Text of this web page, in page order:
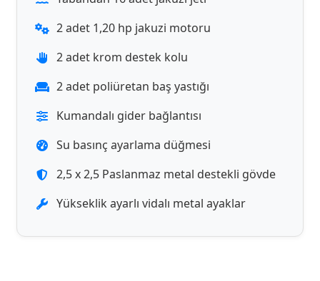
2 adet 1,20 hp jakuzi motoru
2 adet krom destek kolu
2 adet poliüretan baş yastığı
Kumandalı gider bağlantısı
Su basınç ayarlama düğmesi
2,5 x 2,5 Paslanmaz metal destekli gövde
Yükseklik ayarlı vidalı metal ayaklar